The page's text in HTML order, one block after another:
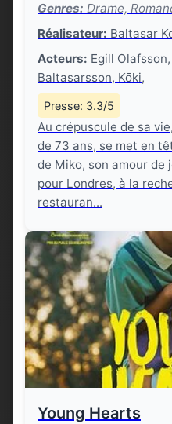
Genres: Drame,
Réalisateur: Baltasar
Acteurs: Egill
Baltasarsson, Kōki,
Presse: 3.3/5
Au crépuscule de sa
de 73 ans, se met en
de Miko, son amour de
pour Londres, à la
restauran...
Young Hearts